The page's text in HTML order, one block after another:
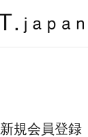
新規会員登録